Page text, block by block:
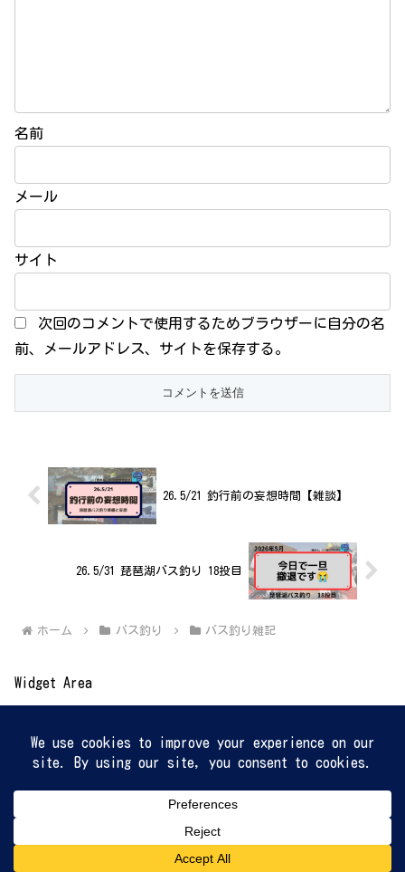
名前
メール
サイト
次回のコメントで使用するためブラウザーに自分の名
前、メールアドレス、サイトを保存する。
26.5/21 釣行前の妄想時間【雑談】
26.5/31 琵琶湖バス釣り 18投目
ホーム バス釣り バス釣り雑記
Widget Area
© 2021 【奥のん。バス釣り・雑記ブログ】 遊遊自適な人生であり